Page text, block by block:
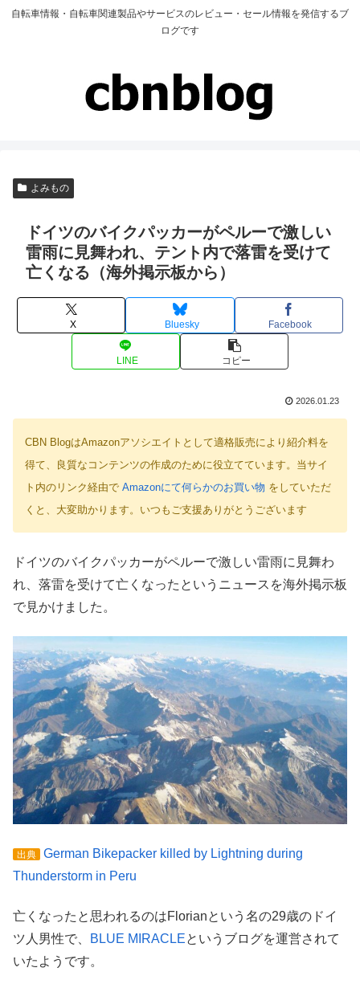
自転車情報・自転車関連製品やサービスのレビュー・セール情報を発信するブ
ログです
よみもの
ドイツのバイクパッカーがペルーで激しい
雷雨に見舞われ、テント内で落雷を受けて
亡くなる（海外掲示板から）
X Bluesky Facebook
LINE コピー
2026.01.23
CBN BlogはAmazonアソシエイトとして適格販売により紹介料を
得て、良質なコンテンツの作成のために役立てています。当サイ
ト内のリンク経由で Amazonにて何らかのお買い物 をしていただ
くと、大変助かります。いつもご支援ありがとうございます
ドイツのバイクパッカーがペルーで激しい雷雨に見舞わ
れ、落雷を受けて亡くなったというニュースを海外掲示板
で見かけました。
出典
German Bikepacker killed by Lightning during
Thunderstorm in Peru
亡くなったと思われるのはFlorianという名の29歳のドイ
ツ人男性で、
BLUE MIRACLEというブログを運営されて
いたようです。